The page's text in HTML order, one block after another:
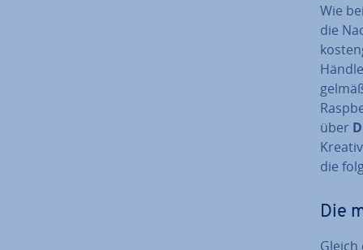
Wie
die
über
die
Die